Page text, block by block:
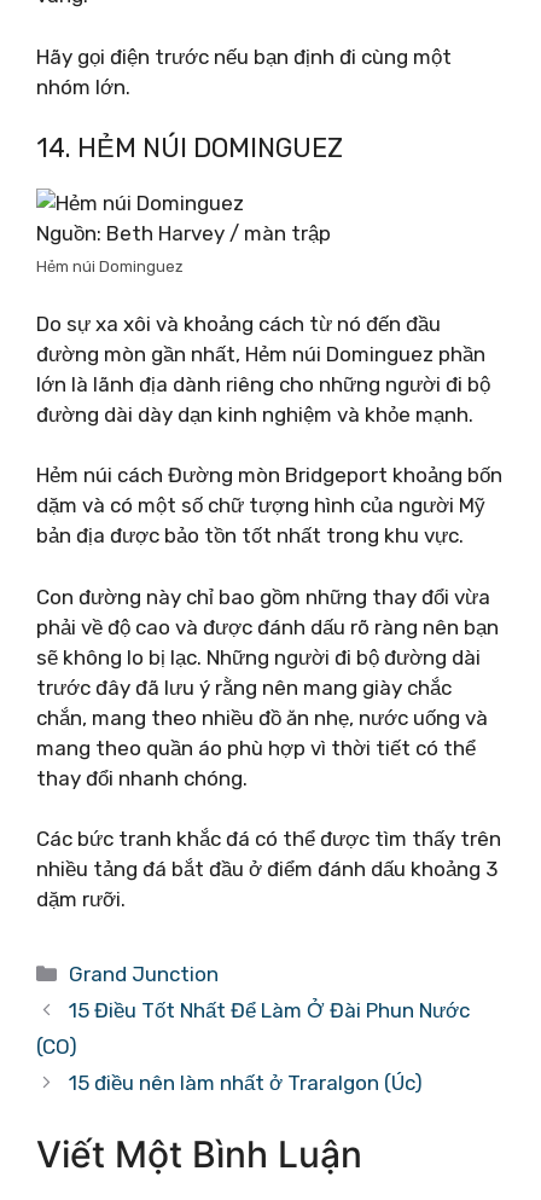
Hãy gọi điện trước nếu bạn định đi cùng một
nhóm lớn.
14. HẺM NÚI DOMINGUEZ
Nguồn: Beth Harvey / màn trập
Hẻm núi Dominguez
Do sự xa xôi và khoảng cách từ nó đến đầu
đường mòn gần nhất, Hẻm núi Dominguez phần
lớn là lãnh địa dành riêng cho những người đi bộ
đường dài dày dạn kinh nghiệm và khỏe mạnh.
Hẻm núi cách Đường mòn Bridgeport khoảng bốn
dặm và có một số chữ tượng hình của người Mỹ
bản địa được bảo tồn tốt nhất trong khu vực.
Con đường này chỉ bao gồm những thay đổi vừa
phải về độ cao và được đánh dấu rõ ràng nên bạn
sẽ không lo bị lạc. Những người đi bộ đường dài
trước đây đã lưu ý rằng nên mang giày chắc
chắn, mang theo nhiều đồ ăn nhẹ, nước uống và
mang theo quần áo phù hợp vì thời tiết có thể
thay đổi nhanh chóng.
Các bức tranh khắc đá có thể được tìm thấy trên
nhiều tảng đá bắt đầu ở điểm đánh dấu khoảng 3
dặm rưỡi.
Danh
mục
Grand Junction
15 Điều Tốt Nhất Để Làm Ở Đài Phun Nước
(CO)
15 điều nên làm nhất ở Traralgon (Úc)
Viết Một Bình Luận